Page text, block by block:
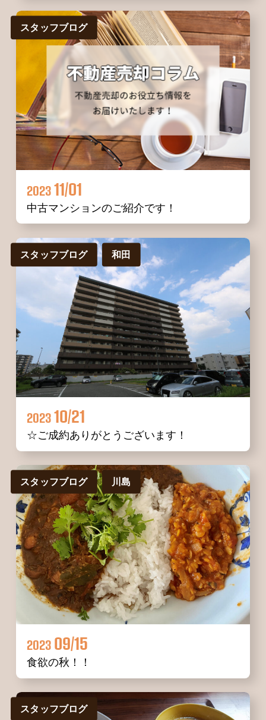
2023 11/01
中古マンションのご紹介です！
スタッフブログ
2023 10/21
☆ご成約ありがとうございます！
スタッフブログ 和田
2023 09/15
食欲の秋！！
スタッフブログ 川島
スタッフブログ